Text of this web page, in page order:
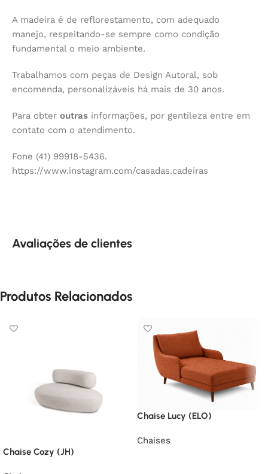
A madeira é de reflorestamento, com adequado
manejo, respeitando-se sempre como condição
fundamental o meio ambiente.
Trabalhamos com peças de Design Autoral, sob
encomenda, personalizáveis há mais de 30 anos.
Para obter outras informações, por gentileza entre em
contato com o atendimento.
Fone (41) 99918-5436.
https://www.instagram.com/casadas.cadeiras
Avaliações de clientes
Produtos Relacionados
Chaise Cozy (JH)
Chaise Lucy (ELO)
Chaises